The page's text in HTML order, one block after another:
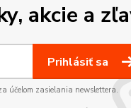
akcie a
Prihlásiť sa
účelom zasielania newslettera.